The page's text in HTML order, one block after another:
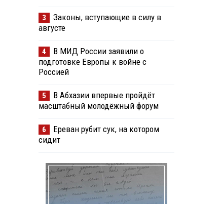
3
Законы, вступающие в силу в
августе
4
В МИД России заявили о
подготовке Европы к войне с
Россией
5
В Абхазии впервые пройдёт
масштабный молодёжный форум
6
Ереван рубит сук, на котором
сидит